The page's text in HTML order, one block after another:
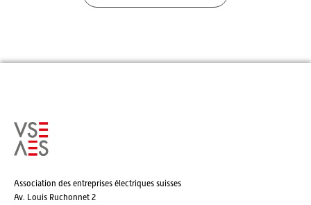
Association des entreprises électriques suisses
Av. Louis Ruchonnet 2